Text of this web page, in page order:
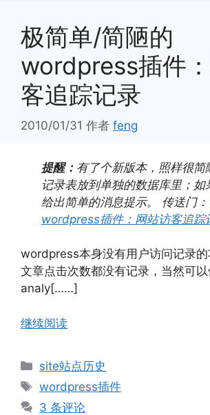
极简单/简陋的
wordpress插件
客追踪记录
2010/01/31 作者 feng
提醒： 有了个新版本，照样很简
记录表放到单独的数据库里；如
给出简单的消息提示。 传送门：
wordpress插件：网站访客追
wordpress本身没有用户访问记录
文章点击次数都没有记录，当然可
analy[……]
继续阅读
分
site站点历史
标
签
wordpress插件
3 条评论